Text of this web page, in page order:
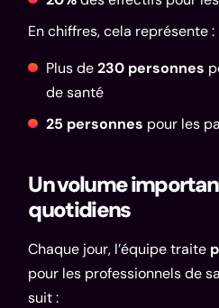
En chiffres, cela représente :
Plus de230 personnes
de santé
25 personnes pour les
Un volume
quotidiens
Chaque jour, l’équipe traite
pour les professionnels de
suit :